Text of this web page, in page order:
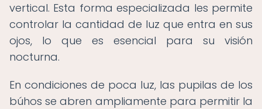
vertical. Esta forma especializada les permite
controlar la cantidad de luz que entra en sus
ojos, lo que es esencial para su visión
nocturna.
En condiciones de poca luz, las pupilas de los
búhos se abren ampliamente para permitir la